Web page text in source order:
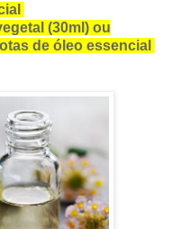
(30ml) ou
de óleo essencial